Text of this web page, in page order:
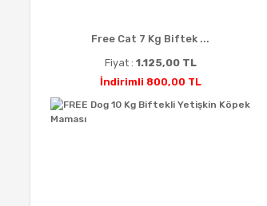
Free Cat 7 Kg Biftek ...
Fiyat : 1.125,00 TL
İndirimli 800,00 TL